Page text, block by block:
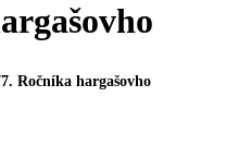
Ročníka hargašovho